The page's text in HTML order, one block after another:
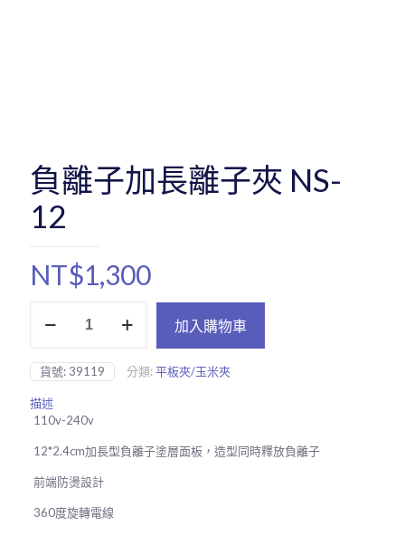
負離子加長離子夾 NS-
12
NT$1,300
加
長
離
子
夾
NS-
數
加入購物車
貨號: 39119 分類:平板夾/玉米夾
描述
110v-240v
12*2.4cm加長型負離子塗層面板，造型同時釋放負離子
前端防燙設計​​​​​​​
360度旋轉電線​​​​​​​